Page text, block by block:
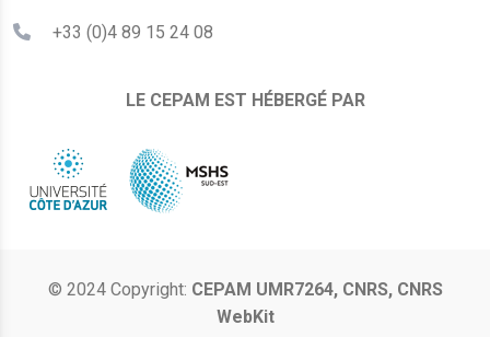
+33 (0)4 89 15 24 08
LE CEPAM EST HÉBERGÉ PAR
© 2024 Copyright: CEPAM UMR7264, CNRS, CNRS
WebKit